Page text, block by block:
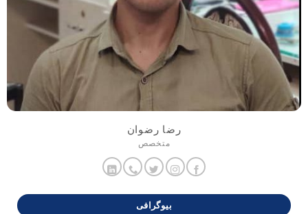
رضا رضوان
متخصص
بیوگرافی